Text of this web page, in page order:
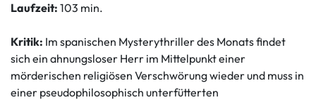
Laufzeit: 103 min.
Kritik: Im spanischen Mysterythriller des Monats findet
sich ein ahnungsloser Herr im Mittelpunkt einer
mörderischen religiösen Verschwörung wieder und muss in
einer pseudophilosophisch unterfütterten